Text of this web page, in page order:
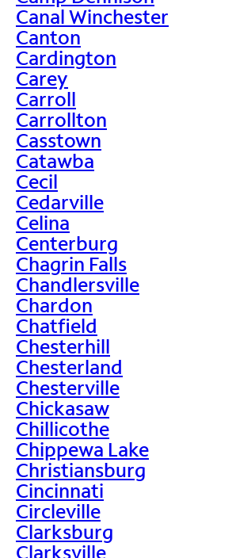
Canal Winchester
Canton
Cardington
Carey
Carroll
Carrollton
Casstown
Catawba
Cecil
Cedarville
Celina
Centerburg
Chagrin Falls
Chandlersville
Chardon
Chatfield
Chesterhill
Chesterland
Chesterville
Chickasaw
Chillicothe
Chippewa Lake
Christiansburg
Cincinnati
Circleville
Clarksburg
Clarksville